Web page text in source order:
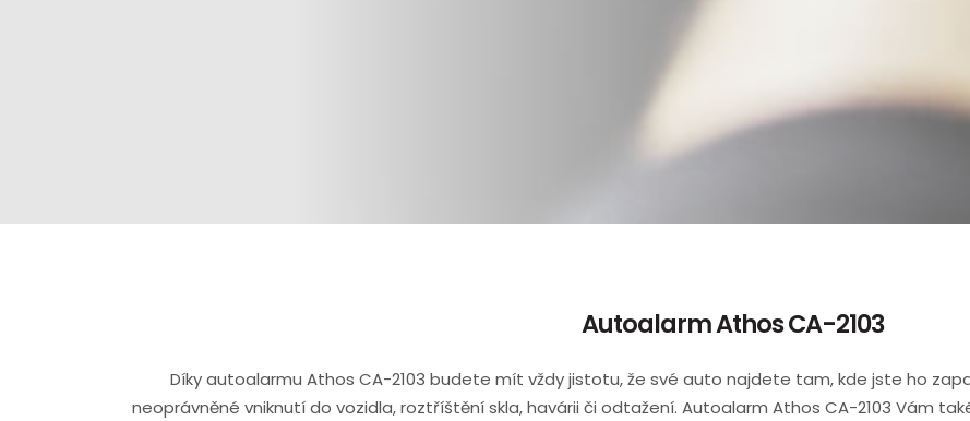
Autoalarm Athos CA-2103
Díky autoalarmu Athos CA-2103 budete mít vždy jistotu, že své auto najdete tam, kde jste ho
neoprávněné vniknutí do vozidla, roztříštění skla, havárii či odtažení. Autoalarm Athos CA-2103 Vám